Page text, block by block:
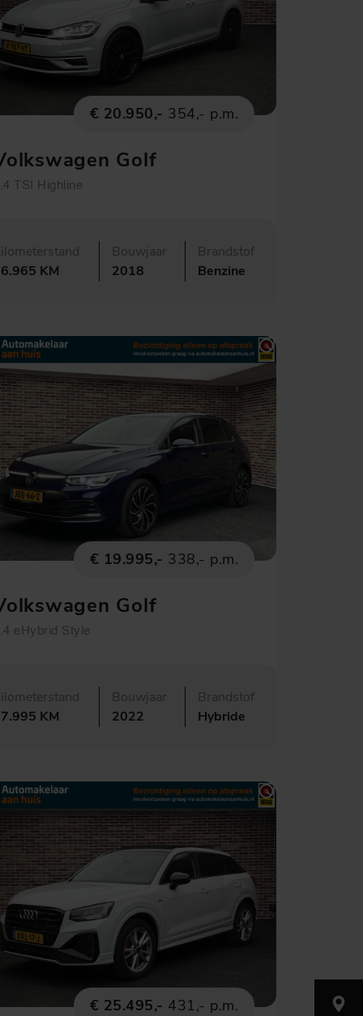
€ 20.950,- 354,- p.m.
Golf
TSI Highline
KM
Bouwjaar
2018
Brandstof
Benzine
€ 19.995,- 338,- p.m.
Golf
eHybrid Style
KM
Bouwjaar
2022
Brandstof
Hybride
€ 25.495,- 431,- p.m.